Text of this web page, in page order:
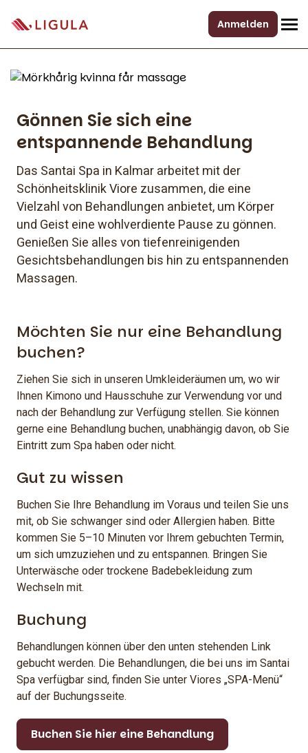
Anmelden
Gönnen Sie sich eine
entspannende Behandlung
Das Santai Spa in Kalmar arbeitet mit der
Schönheitsklinik Viore zusammen, die eine
Vielzahl von Behandlungen anbietet, um Körper
und Geist eine wohlverdiente Pause zu gönnen.
Genießen Sie alles von tiefenreinigenden
Gesichtsbehandlungen bis hin zu entspannenden
Massagen.
Möchten Sie nur eine Behandlung
buchen?
Ziehen Sie sich in unseren Umkleideräumen um, wo wir
Ihnen Kimono und Hausschuhe zur Verwendung vor und
nach der Behandlung zur Verfügung stellen. Sie können
gerne eine Behandlung buchen, unabhängig davon, ob Sie
Eintritt zum Spa haben oder nicht.
Gut zu wissen
Buchen Sie Ihre Behandlung im Voraus und teilen Sie uns
mit, ob Sie schwanger sind oder Allergien haben. Bitte
kommen Sie 5–10 Minuten vor Ihrem gebuchten Termin,
um sich umzuziehen und zu entspannen. Bringen Sie
Unterwäsche oder trockene Badebekleidung zum
Wechseln mit.
Buchung
Behandlungen können über den unten stehenden Link
gebucht werden. Die Behandlungen, die bei uns im Santai
Spa verfügbar sind, finden Sie unter Viores „SPA-Menü“
auf der Buchungsseite.
Buchen Sie hier eine Behandlung